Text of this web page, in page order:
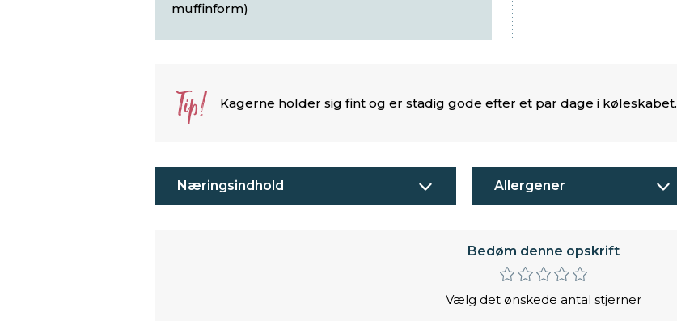
muffinform)
Tip! Kagerne holder sig fint og er stadig gode efter et par dage i køleskabet.
Næringsindhold Allergener
Bedøm denne opskrift
Vælg det ønskede antal stjerner